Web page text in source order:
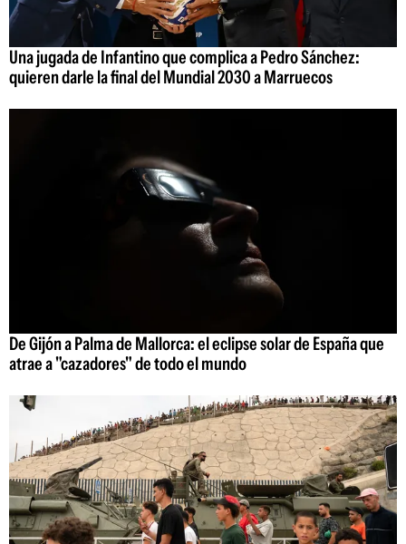
Una jugada de Infantino que complica a Pedro Sánchez:
quieren darle la final del Mundial 2030 a Marruecos
De Gijón a Palma de Mallorca: el eclipse solar de España que
atrae a "cazadores" de todo el mundo